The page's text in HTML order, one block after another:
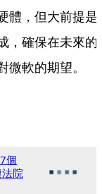
體，但大前提是
，確保在未來的
軟的期望。
個
院